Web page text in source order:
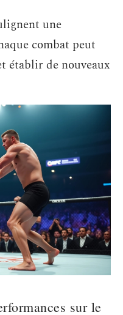
une
combat peut
établir de nouveaux
sur le